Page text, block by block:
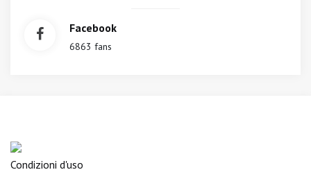
Facebook
6863 fans
Condizioni d'uso